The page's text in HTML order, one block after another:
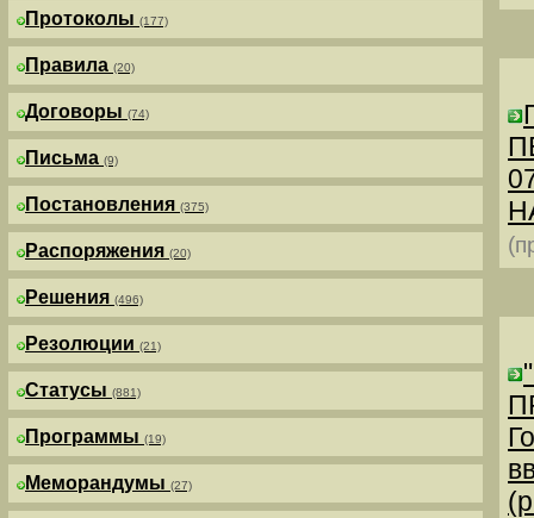
Протоколы (177)
Правила (20)
Договоры (74)
Письма (9)
Постановления (375)
Распоряжения (20)
Решения (496)
Резолюции (21)
Статусы (881)
Программы (19)
Меморандумы (27)